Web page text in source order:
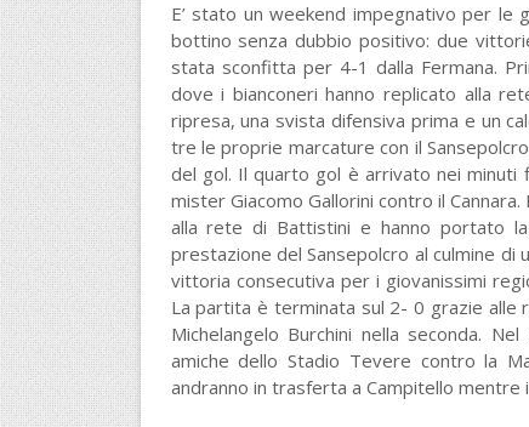
E’ stato un weekend impegnativo per le
bottino senza dubbio positivo: due
stata sconfitta per 4-1 dalla Fermana.
dove i bianconeri hanno replicato alla
ripresa, una svista difensiva prima e un
tre le proprie marcature con il
del gol. Il quarto gol è arrivato nei minuti
mister Giacomo Gallorini contro il
alla rete di Battistini e hanno portato
prestazione del Sansepolcro al culmine
vittoria consecutiva per i giovanissimi
La partita è terminata sul 2- 0 grazie alle
Michelangelo Burchini nella seconda.
amiche dello Stadio Tevere contro la
andranno in trasferta a Campitello mentre